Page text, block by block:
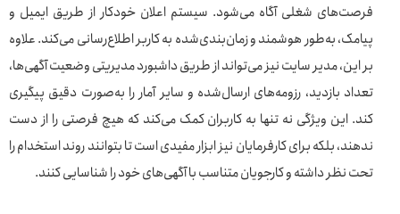
فرصت‌های شغلی آگاه می‌شود. سیستم اعلان خودکار از طریق ایمیل و
پیامک، به‌طور هوشمند و زمان‌بندی‌شده به کاربر اطلاع‌رسانی می‌کند. علاوه
بر این، مدیر سایت نیز می‌تواند از طریق داشبورد مدیریتی وضعیت آگهی‌ها،
تعداد بازدید، رزومه‌های ارسال‌شده و سایر آمار را به‌صورت دقیق پیگیری
کند. این ویژگی نه تنها به کاربران کمک می‌کند که هیچ فرصتی را از دست
ندهند، بلکه برای کارفرمایان نیز ابزار مفیدی است تا بتوانند روند استخدام را
تحت نظر داشته و کارجویان متناسب با آگهی‌های خود را شناسایی کنند.